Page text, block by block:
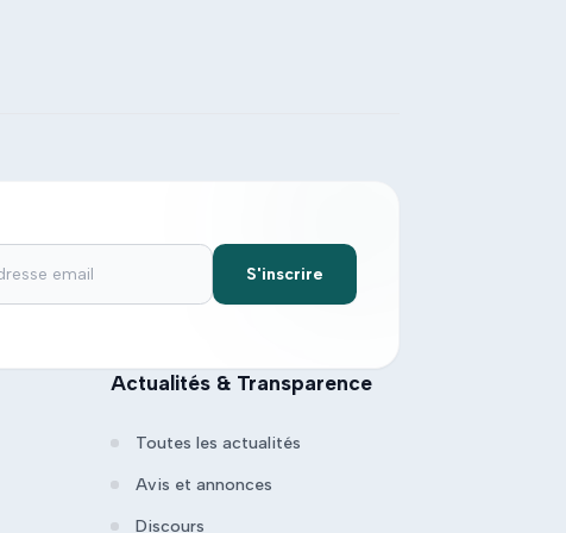
S'inscrire
Actualités & Transparence
Toutes les actualités
Avis et annonces
Discours